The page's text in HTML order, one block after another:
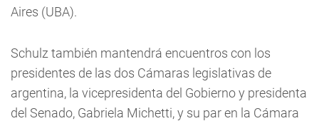
Aires (UBA).
Schulz también mantendrá encuentros con los
presidentes de las dos Cámaras legislativas de
argentina, la vicepresidenta del Gobierno y presidenta
del Senado, Gabriela Michetti, y su par en la Cámara